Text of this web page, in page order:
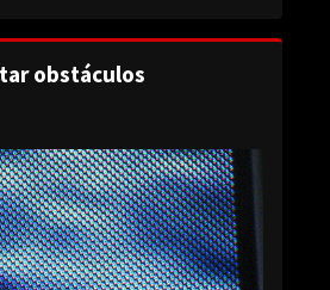
obstáculos